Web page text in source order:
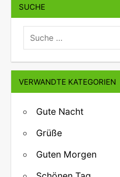
SUCHE
suche:
VERWANDTE KATEGORIEN
Gute Nacht
Grüße
Guten Morgen